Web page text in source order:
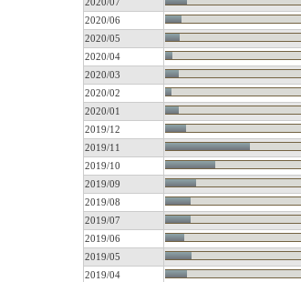
2020/06
2020/05
2020/04
2020/03
2020/02
2020/01
2019/12
2019/11
2019/10
2019/09
2019/08
2019/07
2019/06
2019/05
2019/04